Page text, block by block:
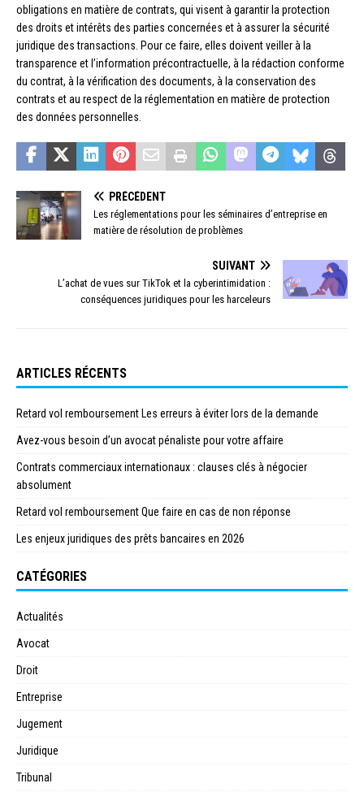
obligations en matière de contrats, qui visent à garantir la protection
des droits et intérêts des parties concernées et à assurer la sécurité
juridique des transactions. Pour ce faire, elles doivent veiller à la
transparence et l’information précontractuelle, à la rédaction conforme
du contrat, à la vérification des documents, à la conservation des
contrats et au respect de la réglementation en matière de protection
des données personnelles.
PRÉCÉDENT
Les réglementations pour les séminaires d’entreprise en
matière de résolution de problèmes
SUIVANT
L’achat de vues sur TikTok et la cyberintimidation :
conséquences juridiques pour les harceleurs
ARTICLES RÉCENTS
Retard vol remboursement Les erreurs à éviter lors de la demande
Avez-vous besoin d’un avocat pénaliste pour votre affaire
Contrats commerciaux internationaux : clauses clés à négocier
absolument
Retard vol remboursement Que faire en cas de non réponse
Les enjeux juridiques des prêts bancaires en 2026
CATÉGORIES
Actualités
Avocat
Droit
Entreprise
Jugement
Juridique
Tribunal